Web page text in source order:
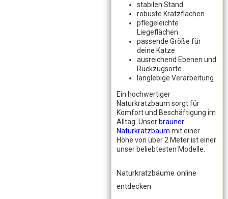
stabilen Stand
robuste Kratzflächen
pflegeleichte
Liegeflächen
passende Größe für
deine Katze
ausreichend Ebenen und
Rückzugsorte
langlebige Verarbeitung
Ein hochwertiger
Naturkratzbaum sorgt für
Komfort und Beschäftigung im
Alltag. Unser brauner
Naturkratzbaum mit einer
Höhe von über 2 Meter ist einer
unser beliebtesten Modelle.
Naturkratzbäume online
entdecken